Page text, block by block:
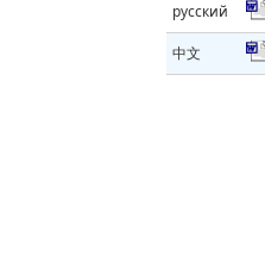
русский
中文